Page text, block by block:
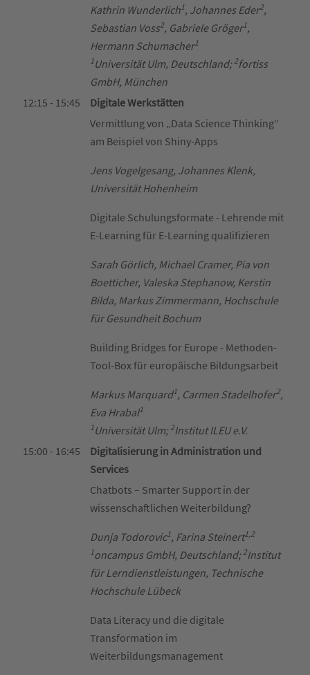
Kathrin Wunderlich 1 , Johannes Eder2,
Sebastian Voss2, Gabriele Gröger1 ,
Hermann Schumacher1
1 Universität Ulm, Deutschland; 2fortiss
GmbH, München
12:15 - 15:45
Digitale Werkstätten
Vermittlung von „Data Science Thinking“
am Beispiel von Shiny-Apps
Jens Vogelgesang, Johannes Klenk,
Universität Hohenheim
Digitale Schulungsformate - Lehrende mit
E-Learning für E-Learning qualifizieren
Sarah Görlich, Michael Cramer, Pia von
Boetticher, Valeska Stephanow, Kerstin
Bilda, Markus Zimmermann, Hochschule
für Gesundheit Bochum
Building Bridges for Europe - Methoden-
Tool-Box für europäische Bildungsarbeit
Markus Marquard1 , Carmen Stadelhofer2,
Eva Hrabal1
1 Universität Ulm; 2Institut ILEU e.V.
15:00 - 16:45
Digitalisierung in Administration und
Services
Chatbots – Smarter Support in der
wissenschaftlichen Weiterbildung?
Dunja Todorovic1 , Farina Steinert1,2
1oncampus GmbH, Deutschland; 2Institut
für Lerndienstleistungen, Technische
Hochschule Lübeck
Data Literacy und die digitale
Transformation im
Weiterbildungsmanagement